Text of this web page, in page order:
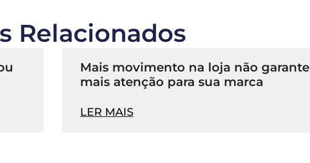
Relacionados
Mais movimento na loja não garante
mais atenção para sua marca
LER MAIS